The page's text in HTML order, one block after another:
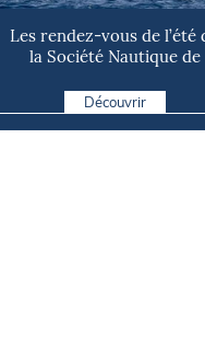
Les rendez-vous de l’été
la Société Nautique de
Découvrir